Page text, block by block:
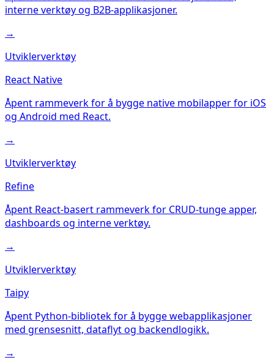
interne verktøy og B2B-applikasjoner.
→
Utviklerverktøy
React Native
Åpent rammeverk for å bygge native mobilapper for iOS
og Android med React.
→
Utviklerverktøy
Refine
Åpent React-basert rammeverk for CRUD-tunge apper,
dashboards og interne verktøy.
→
Utviklerverktøy
Taipy
Åpent Python-bibliotek for å bygge webapplikasjoner
med grensesnitt, dataflyt og backendlogikk.
→